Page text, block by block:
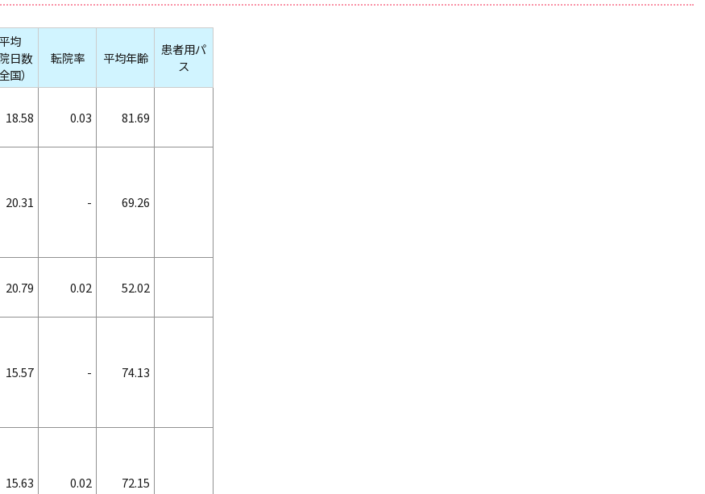
平均
日数
国）
転院率 平均年齢
患者用パ
ス
18.58 0.03 81.69
20.31 - 69.26
20.79 0.02 52.02
15.57 - 74.13
15.63 0.02 72.15